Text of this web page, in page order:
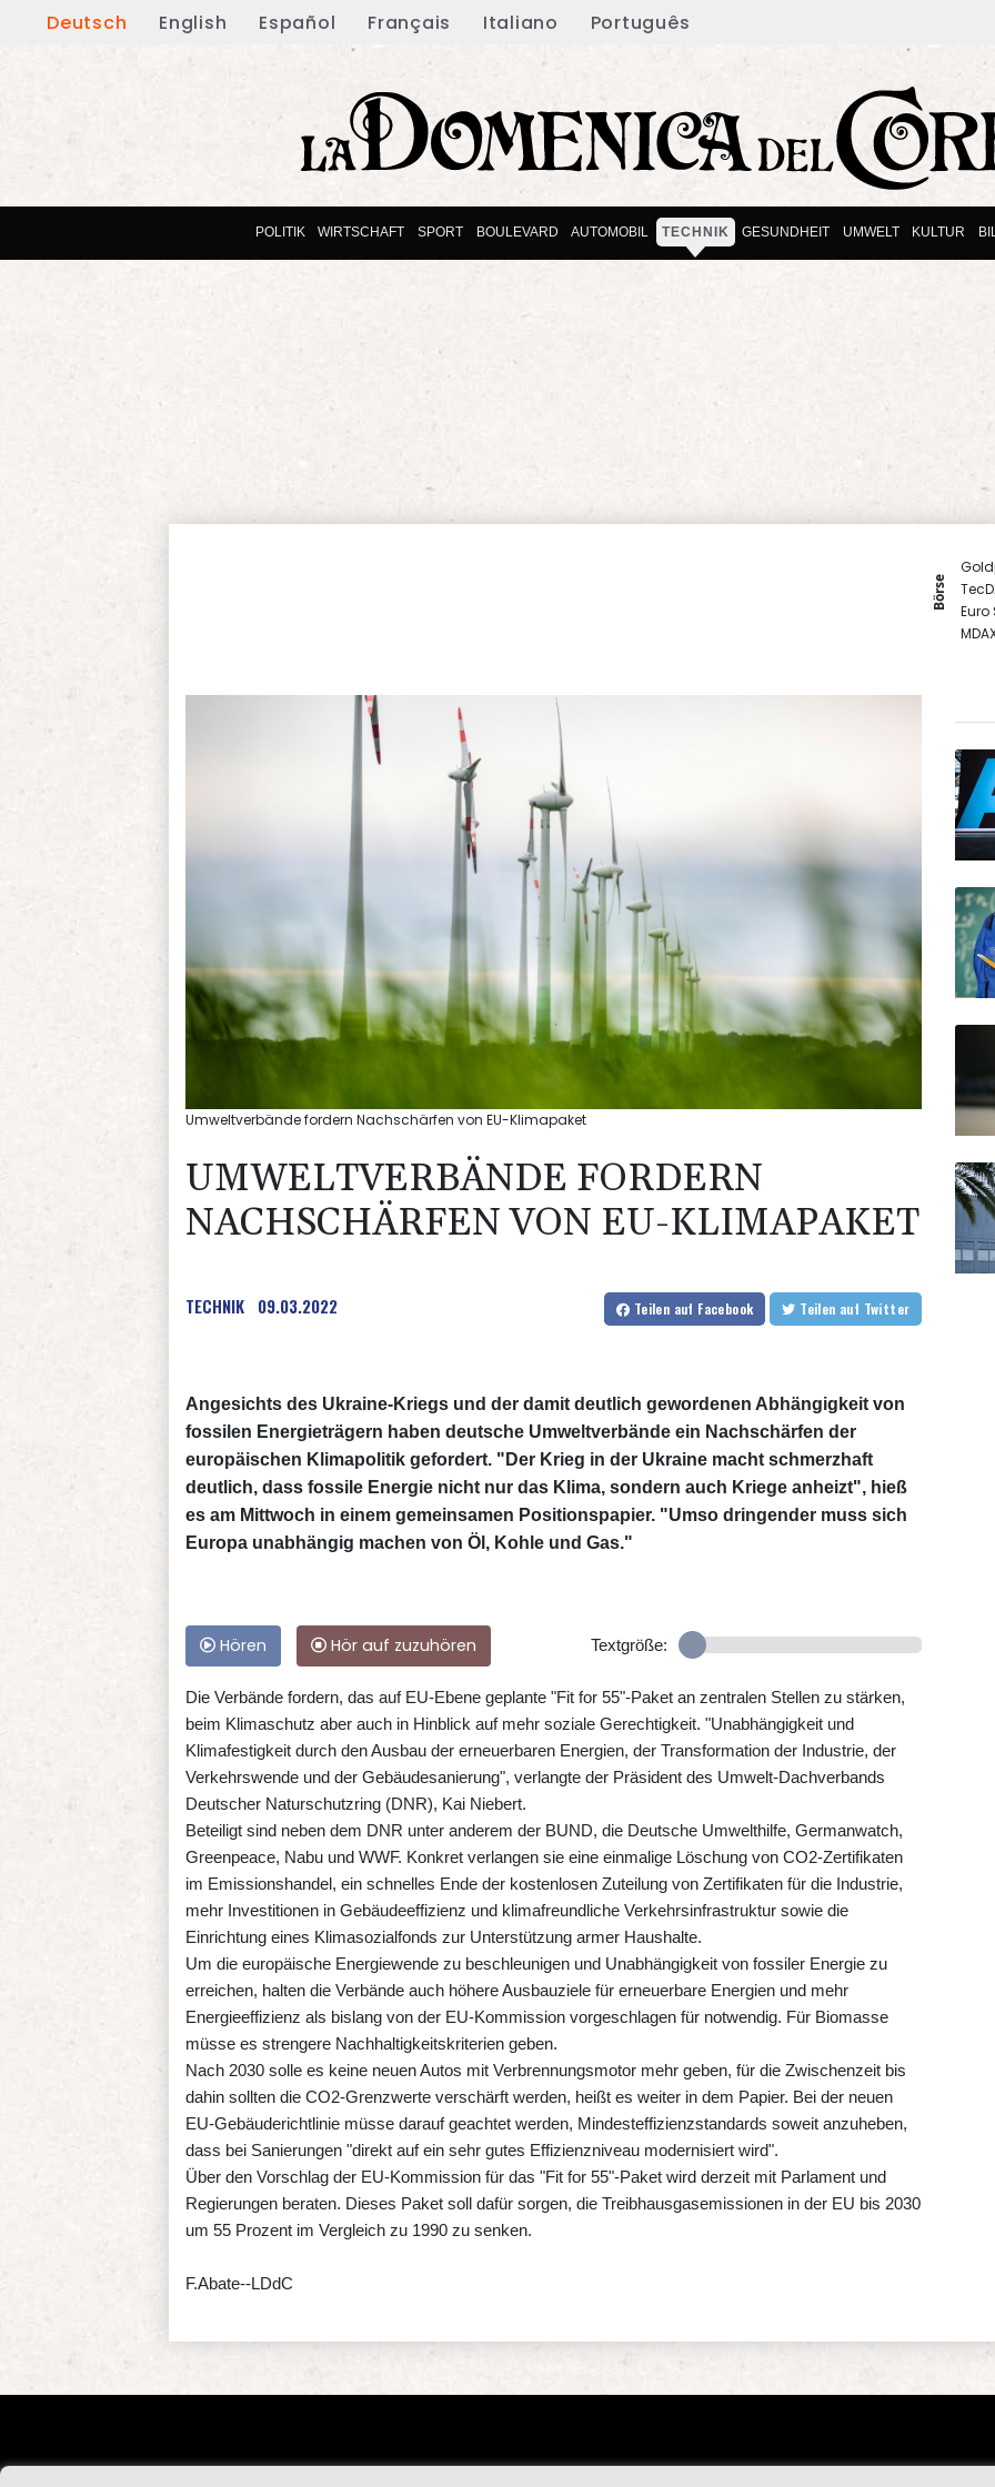
Deutsch English Español Français Italiano Português
POLITIK WIRTSCHAFT SPORT BOULEVARD AUTOMOBIL TECHNIK GESUNDHEIT UMWELT KULTUR
Börse
Euro
Umweltverbände fordern Nachschärfen von EU-Klimapaket
UMWELTVERBÄNDE FORDERN
NACHSCHÄRFEN VON EU-KLIMAPAKET
TECHNIK 09.03.2022 Teilen auf Facebook Teilen auf Twitter
Angesichts des Ukraine-Kriegs und der damit deutlich gewordenen Abhängigkeit von
fossilen Energieträgern haben deutsche Umweltverbände ein Nachschärfen der
europäischen Klimapolitik gefordert. "Der Krieg in der Ukraine macht schmerzhaft
deutlich, dass fossile Energie nicht nur das Klima, sondern auch Kriege anheizt", hieß
es am Mittwoch in einem gemeinsamen Positionspapier. "Umso dringender muss sich
Europa unabhängig machen von Öl, Kohle und Gas."
Hören Hör auf zuzuhören Textgröße:
Die Verbände fordern, das auf EU-Ebene geplante "Fit for 55"-Paket an zentralen Stellen zu stärken,
beim Klimaschutz aber auch in Hinblick auf mehr soziale Gerechtigkeit. "Unabhängigkeit und
Klimafestigkeit durch den Ausbau der erneuerbaren Energien, der Transformation der Industrie, der
Verkehrswende und der Gebäudesanierung", verlangte der Präsident des Umwelt-Dachverbands
Deutscher Naturschutzring (DNR), Kai Niebert.
Beteiligt sind neben dem DNR unter anderem der BUND, die Deutsche Umwelthilfe, Germanwatch,
Greenpeace, Nabu und WWF. Konkret verlangen sie eine einmalige Löschung von CO2-Zertifikaten
im Emissionshandel, ein schnelles Ende der kostenlosen Zuteilung von Zertifikaten für die Industrie,
mehr Investitionen in Gebäudeeffizienz und klimafreundliche Verkehrsinfrastruktur sowie die
Einrichtung eines Klimasozialfonds zur Unterstützung armer Haushalte.
Um die europäische Energiewende zu beschleunigen und Unabhängigkeit von fossiler Energie zu
erreichen, halten die Verbände auch höhere Ausbauziele für erneuerbare Energien und mehr
Energieeffizienz als bislang von der EU-Kommission vorgeschlagen für notwendig. Für Biomasse
müsse es strengere Nachhaltigkeitskriterien geben.
Nach 2030 solle es keine neuen Autos mit Verbrennungsmotor mehr geben, für die Zwischenzeit bis
dahin sollten die CO2-Grenzwerte verschärft werden, heißt es weiter in dem Papier. Bei der neuen
EU-Gebäuderichtlinie müsse darauf geachtet werden, Mindesteffizienzstandards soweit anzuheben,
dass bei Sanierungen "direkt auf ein sehr gutes Effizienzniveau modernisiert wird".
Über den Vorschlag der EU-Kommission für das "Fit for 55"-Paket wird derzeit mit Parlament und
Regierungen beraten. Dieses Paket soll dafür sorgen, die Treibhausgasemissionen in der EU bis 2030
um 55 Prozent im Vergleich zu 1990 zu senken.
F.Abate--LDdC